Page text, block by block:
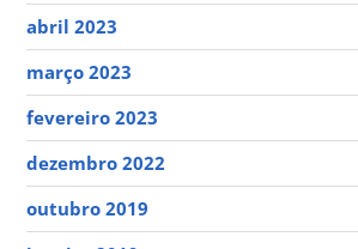
abril 2023
março 2023
fevereiro 2023
dezembro 2022
outubro 2019